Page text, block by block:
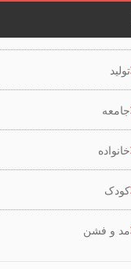
تولید
جامعه
خانواده
کودک
مد و فشن